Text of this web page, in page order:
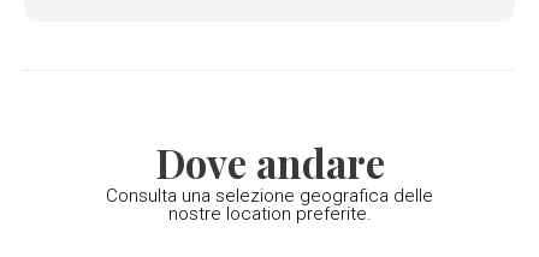
Dove andare
Consulta una selezione geografica delle
nostre location preferite.